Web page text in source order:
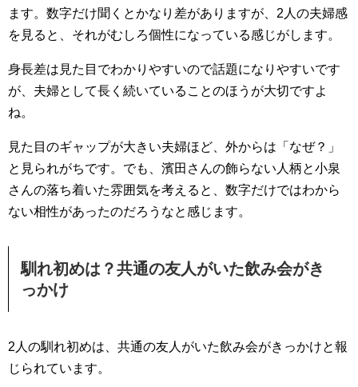
ます。数字だけ聞くとかなり差がありますが、2人の夫婦感
を見ると、それがむしろ個性になっている感じがします。
身長差は見た目でわかりやすいので話題になりやすいです
が、夫婦として長く続いていることのほうが大切ですよ
ね。
見た目のギャップが大きい夫婦ほど、外からは「なぜ？」
と見られがちです。でも、濱田さんの飾らない人柄と小泉
さんの落ち着いた雰囲気を考えると、数字だけではわから
ない相性があったのだろうなと感じます。
馴れ初めは？共通の友人がいた飲み会がき
っかけ
2人の馴れ初めは、共通の友人がいた飲み会がきっかけと報
じられています。